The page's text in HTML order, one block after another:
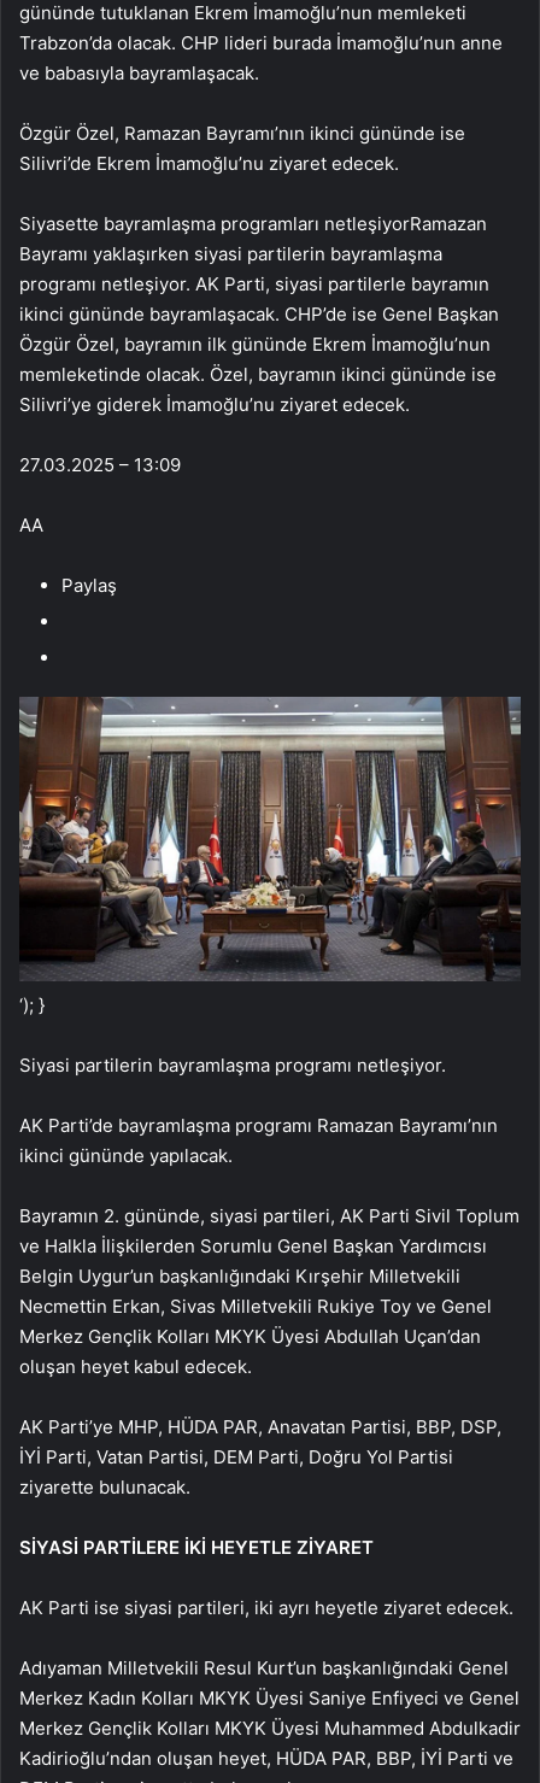
gününde tutuklanan Ekrem İmamoğlu’nun memleketi
Trabzon’da olacak. CHP lideri burada İmamoğlu’nun anne
ve babasıyla bayramlaşacak.
Özgür Özel, Ramazan Bayramı’nın ikinci gününde ise
Silivri’de Ekrem İmamoğlu’nu ziyaret edecek.
Siyasette bayramlaşma programları netleşiyorRamazan
Bayramı yaklaşırken siyasi partilerin bayramlaşma
programı netleşiyor. AK Parti, siyasi partilerle bayramın
ikinci gününde bayramlaşacak. CHP’de ise Genel Başkan
Özgür Özel, bayramın ilk gününde Ekrem İmamoğlu’nun
memleketinde olacak. Özel, bayramın ikinci gününde ise
Silivri’ye giderek İmamoğlu’nu ziyaret edecek.
27.03.2025 – 13:09
AA
Paylaş
‘); }
Siyasi partilerin bayramlaşma programı netleşiyor.
AK Parti’de bayramlaşma programı Ramazan Bayramı’nın
ikinci gününde yapılacak.
Bayramın 2. gününde, siyasi partileri, AK Parti Sivil Toplum
ve Halkla İlişkilerden Sorumlu Genel Başkan Yardımcısı
Belgin Uygur’un başkanlığındaki Kırşehir Milletvekili
Necmettin Erkan, Sivas Milletvekili Rukiye Toy ve Genel
Merkez Gençlik Kolları MKYK Üyesi Abdullah Uçan’dan
oluşan heyet kabul edecek.
AK Parti’ye MHP, HÜDA PAR, Anavatan Partisi, BBP, DSP,
İYİ Parti, Vatan Partisi, DEM Parti, Doğru Yol Partisi
ziyarette bulunacak.
SİYASİ PARTİLERE İKİ HEYETLE ZİYARET
AK Parti ise siyasi partileri, iki ayrı heyetle ziyaret edecek.
Adıyaman Milletvekili Resul Kurt’un başkanlığındaki Genel
Merkez Kadın Kolları MKYK Üyesi Saniye Enfiyeci ve Genel
Merkez Gençlik Kolları MKYK Üyesi Muhammed Abdulkadir
Kadirioğlu’ndan oluşan heyet, HÜDA PAR, BBP, İYİ Parti ve